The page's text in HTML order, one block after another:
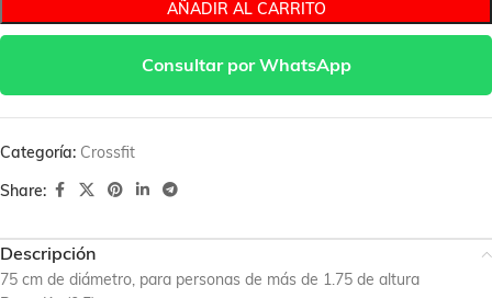
AÑADIR AL CARRITO
Consultar por WhatsApp
Categoría: Crossfit
Share:
Descripción
75 cm de diámetro, para personas de más de 1.75 de altura